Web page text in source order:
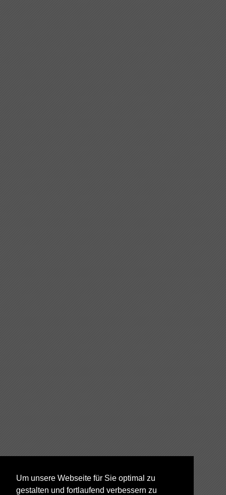
Um unsere Webseite für Sie optimal zu
gestalten und fortlaufend verbessern zu